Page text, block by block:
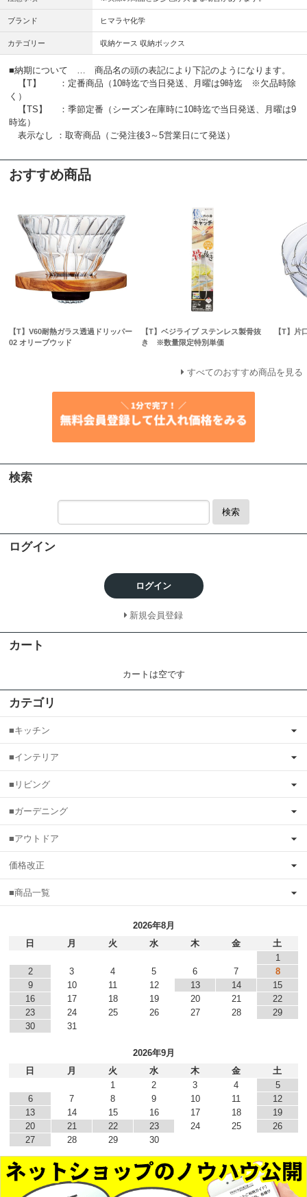
ブランド ヒマラヤ化学
カテゴリー 収納ケース 収納ボックス
■納期について … 商品名の頭の表記により下記のようになります。
【T】 ：定番商品（10時迄で当日発送、月曜は9時迄 ※欠品時除
く）
【TS】 ：季節定番（シーズン在庫時に10時迄で当日発送、月曜は9
時迄）
表示なし ：取寄商品（ご発注後3～5営業日にて発送）
おすすめ商品
【T】V60耐熱ガラス透過ドリッパー
02 オリーブウッド
【T】ベジライブ ステンレス製骨抜
き ※数量限定特別単価
【T】片
すべてのおすすめ商品を見る
検索
検索
ログイン
ログイン
新規会員登録
カート
カートは空です
カテゴリ
■キッチン
■インテリア
■リビング
■ガーデニング
■アウトドア
価格改正
■商品一覧
2026年8月
日
月 火 水 木 金
土
1
2
3 4 5 6 7
8
9
10 11 12 13 14
15
16
17 18 19 20 21
22
23
24 25 26 27 28
29
30
31
2026年9月
日
月 火 水 木 金
土
1
2 3 4
5
6
7 8 9 10 11
12
13
14 15 16 17 18
19
20
21 22 23 24 25
26
27
28 29 30